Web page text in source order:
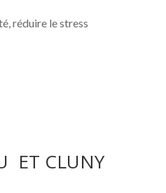
réduire le stress
ET CLUNY